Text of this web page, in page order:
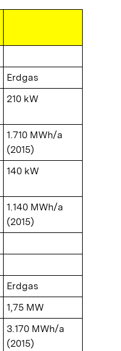
Erdgas
210 kW
1.710 MWh/a
(2015)
140 kW
1.140 MWh/a
(2015)
Erdgas
1,75 MW
3.170 MWh/a
(2015)